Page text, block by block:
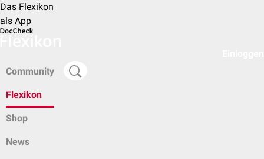
Das Flexikon
als App
Community
Flexikon
Shop
News